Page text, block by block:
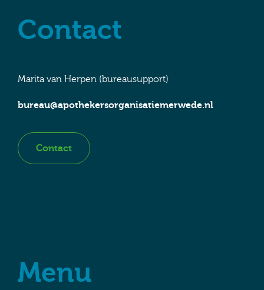
Contact
Marita van Herpen (bureausupport)
bureau@apothekersorganisatiemerwede.nl
Contact
Menu